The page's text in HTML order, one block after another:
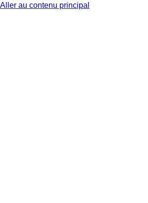
Aller au contenu principal